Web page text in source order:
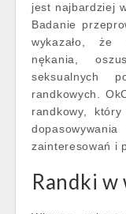
jest najbardziej
Badanie
wykazało, że
nękania,
seksualnych
randkowych.
randkowy,
zainteresowań i
Randki